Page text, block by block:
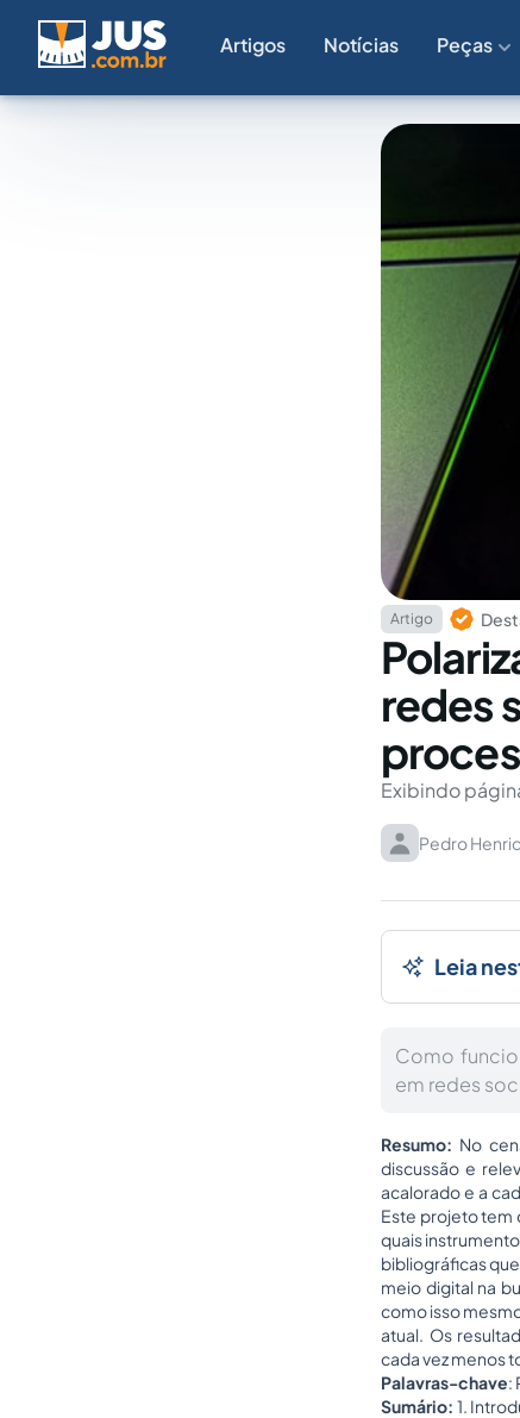
Artigos Notícias Peças
Artigo
redes
Exibindo
Pedro
Leia
Como
em redes
Resumo: No
discussão e
acalorado e a
Este projeto tem
quais
bibliográficas
meio digital na
como isso
atual. Os
cada vez menos
Palavras-chave:
Sumário: 1.